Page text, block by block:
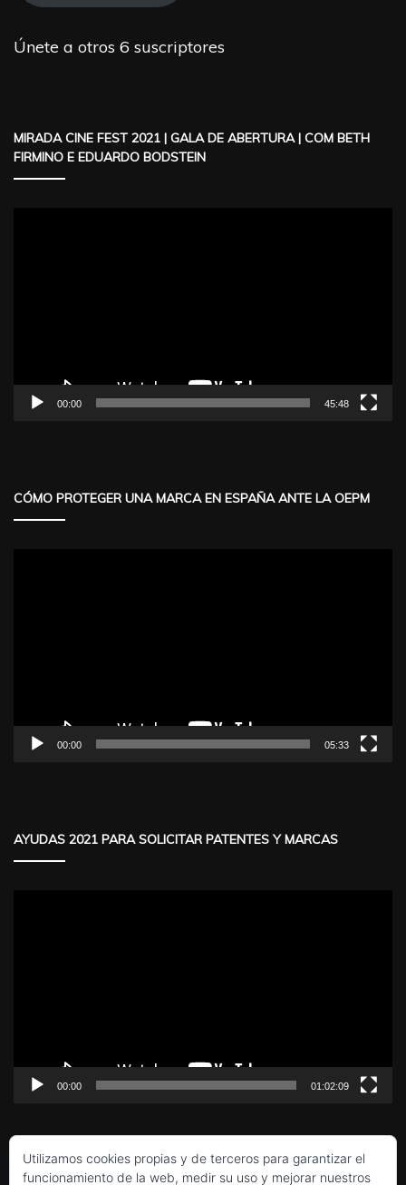
Únete a otros 6 suscriptores
MIRADA CINE FEST 2021 | GALA DE ABERTURA | COM BETH
FIRMINO E EDUARDO BODSTEIN
00:00 45:48
CÓMO PROTEGER UNA MARCA EN ESPAÑA ANTE LA OEPM
00:00 05:33
AYUDAS 2021 PARA SOLICITAR PATENTES Y MARCAS
00:00 01:02:09
Utilizamos cookies propias y de terceros para garantizar el
funcionamiento de la web, medir su uso y mejorar nuestros